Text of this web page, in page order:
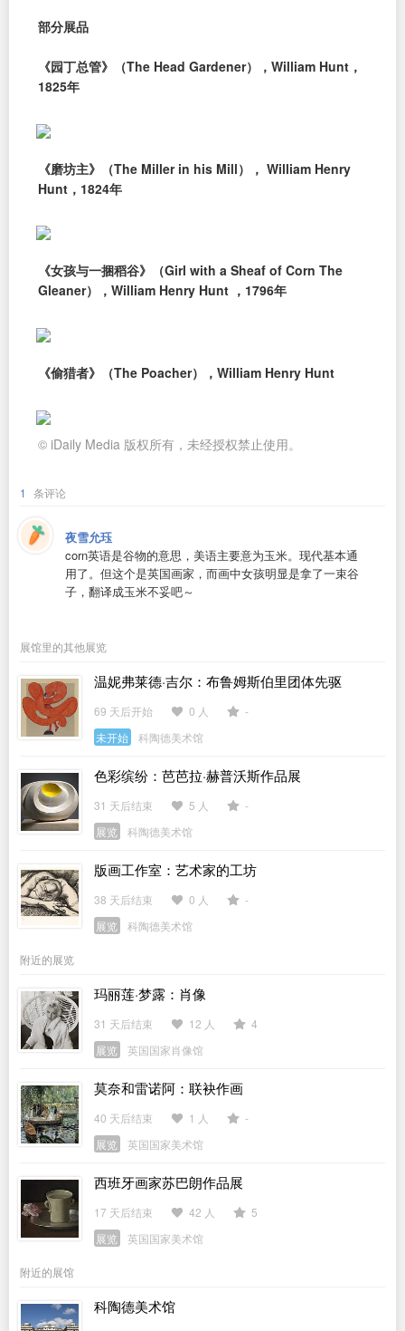
部分展品
《园丁总管》（The Head Gardener），William Hunt，
1825年
《磨坊主》（The Miller in his Mill）， William Henry
Hunt，1824年
《女孩与一捆稻谷》（Girl with a Sheaf of Corn The
Gleaner），William Henry Hunt ，1796年
《偷猎者》（The Poacher），William Henry Hunt
© iDaily Media 版权所有，未经授权禁止使用。
1 条评论
夜雪允珏
corn英语是谷物的意思，美语主要意为玉米。现代基本通
用了。但这个是英国画家，而画中女孩明显是拿了一束谷
子，翻译成玉米不妥吧～
展馆里的其他展览
温妮弗莱德·吉尔：布鲁姆斯伯里团体先驱
69 天后开始 0 人
-
未开始
科陶德美术馆
色彩缤纷：芭芭拉·赫普沃斯作品展
31 天后结束 5 人
-
展览
科陶德美术馆
版画工作室：艺术家的工坊
38 天后结束 0 人
-
展览
科陶德美术馆
附近的展览
玛丽莲·梦露：肖像
31 天后结束 12 人
4
展览
英国国家肖像馆
莫奈和雷诺阿：联袂作画
40 天后结束 1 人
-
展览
英国国家美术馆
西班牙画家苏巴朗作品展
17 天后结束 42 人
5
展览
英国国家美术馆
附近的展馆
科陶德美术馆